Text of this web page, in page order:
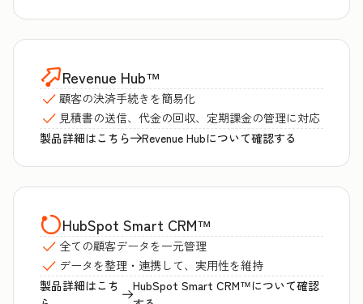
Revenue Hub™
顧客の決済手続きを簡易化
見積書の送信、代金の回収、定期課金の管理に対応
製品詳細はこちら
Revenue Hubについて確認する
HubSpot Smart CRM™
全ての顧客データを一元管理
データを整理・連携して、実用性を維持
製品詳細はこち
HubSpot Smart CRM™について確認